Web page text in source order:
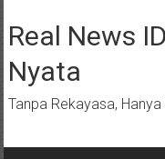
ke
konten
Real News
Nyata
Tanpa Rekayasa,